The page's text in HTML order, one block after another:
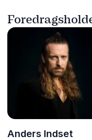
Anders Indset